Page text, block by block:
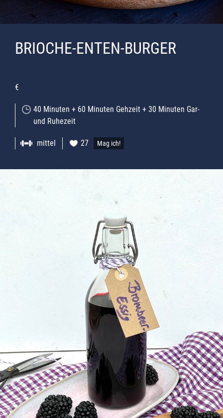
BRIOCHE-ENTEN-BURGER
€
40 Minuten + 60 Minuten Gehzeit + 30 Minuten Gar-
und Ruhezeit
mittel 27 Mag ich!